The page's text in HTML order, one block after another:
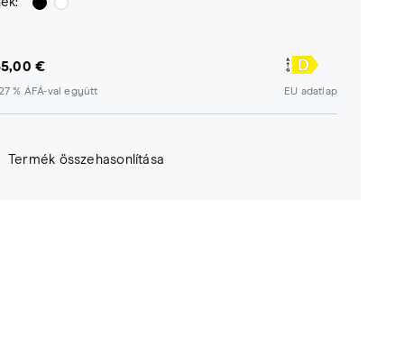
€
27 % ÁFÁ-val együtt EU adatlap
Termék összehasonlítása